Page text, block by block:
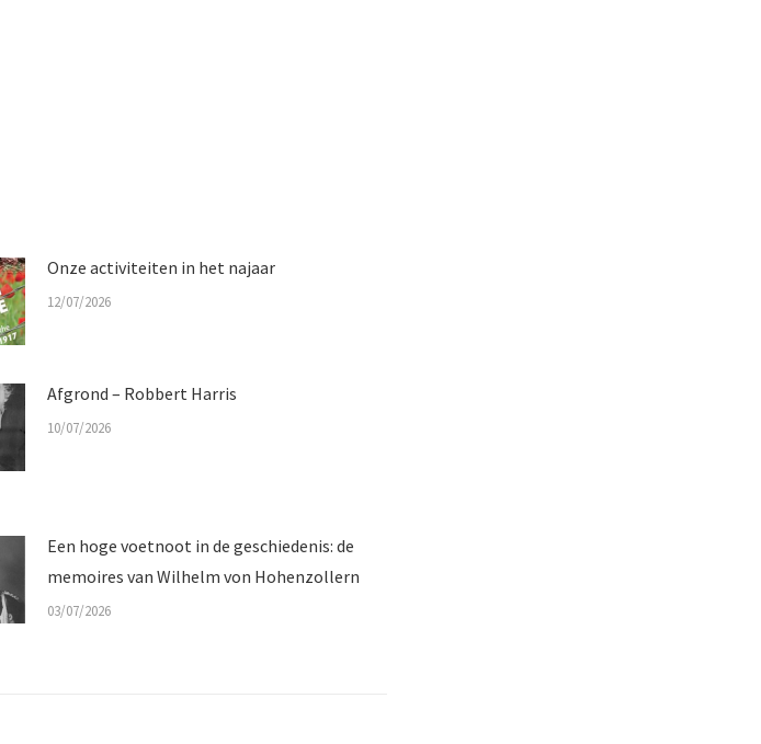
Onze activiteiten in het najaar
12/07/2026
Afgrond – Robbert Harris
10/07/2026
Een hoge voetnoot in de geschiedenis: de
memoires van Wilhelm von Hohenzollern
03/07/2026